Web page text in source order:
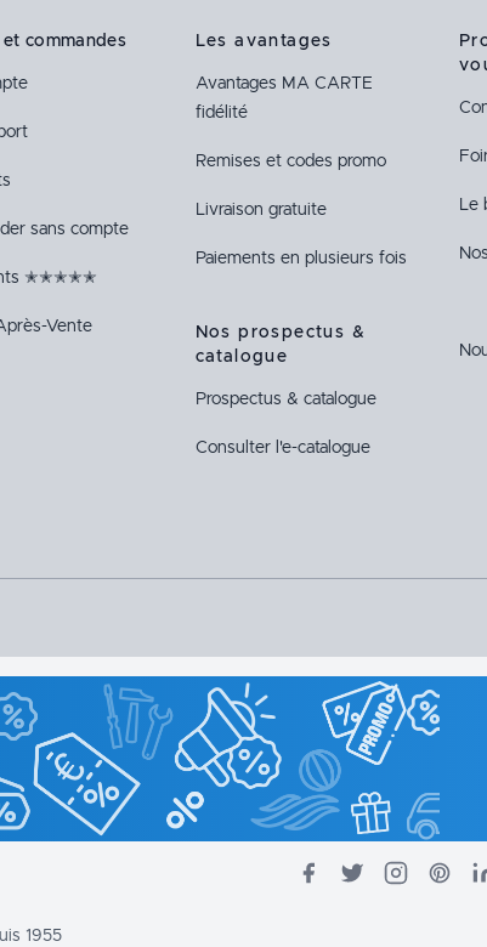
commandes
sans compte
✭✭✭✭✭
Vente
Les avantages
Avantages MA CARTE
fidélité
Remises et codes promo
Livraison gratuite
Paiements en plusieurs fois
Nos prospectus &
catalogue
Prospectus & catalogue
Consulter l'e-catalogue
1955